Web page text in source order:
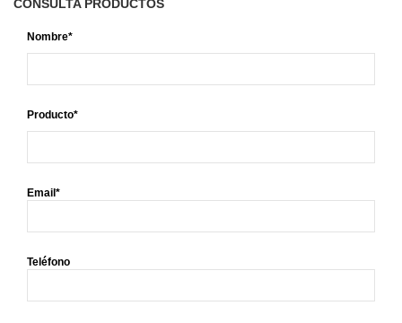
CONSULTA PRODUCTOS
Nombre*
Producto*
Email*
Teléfono